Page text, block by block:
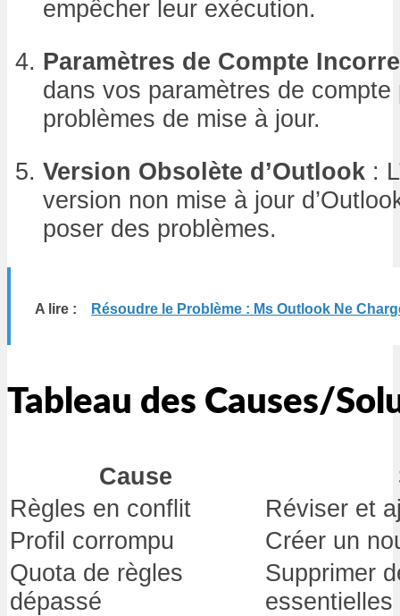
empêcher leur exécution.
Paramètres de Compte
dans vos paramètres de
problèmes de mise à jour.
Version Obsolète d’Outlook :
version non mise à jour
poser des problèmes.
A lire : Résoudre le Problème : Ms Outlook Ne
Tableau des Causes/
Cause
Règles en conflit
Réviser et
Profil corrompu
Créer un
Quota de règles
dépassé
Supprimer
essentielles